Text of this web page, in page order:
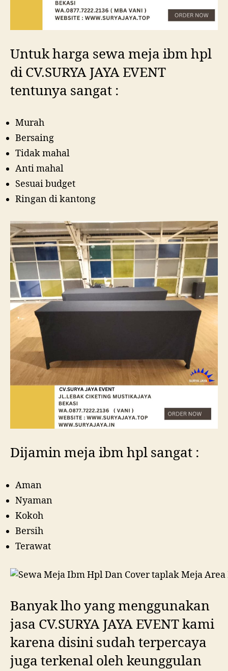
Untuk harga sewa meja ibm hpl
di CV.SURYA JAYA EVENT
tentunya sangat :
Murah
Bersaing
Tidak mahal
Anti mahal
Sesuai budget
Ringan di kantong
Dijamin meja ibm hpl sangat :
Aman
Nyaman
Kokoh
Bersih
Terawat
Banyak lho yang menggunakan
jasa CV.SURYA JAYA EVENT kami
karena disini sudah terpercaya
juga terkenal oleh keunggulan